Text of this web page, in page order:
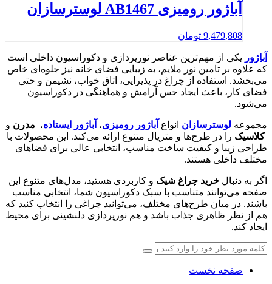
آباژور رومیزی AB1467 لوسترسازان
9,479,808 تومان
آباژور یکی از مهم‌ترین عناصر نورپردازی و دکوراسیون داخلی است
که علاوه بر تامین نور ملایم، به زیبایی فضای خانه نیز جلوه‌ای خاص
می‌بخشد. استفاده از چراغ در پذیرایی، اتاق خواب، نشیمن و حتی
فضای کار، باعث ایجاد حس آرامش و هماهنگی در دکوراسیون
می‌شود.
مجموعه لوسترسازان انواع آباژور رومیزی، آباژور ایستاده، مدرن و
کلاسیک را در طرح‌ها و متریال متنوع ارائه می‌کند. این محصولات با
طراحی زیبا و کیفیت ساخت مناسب، انتخابی عالی برای فضاهای
مختلف داخلی هستند.
اگر به دنبال خرید چراغ شیک و کاربردی هستید، مدل‌های متنوع این
صفحه می‌توانند متناسب با سبک دکوراسیون شما، انتخابی مناسب
باشند. در میان طرح‌های مختلف، می‌توانید چراغی را انتخاب کنید که
هم از نظر ظاهری جذاب باشد و هم نورپردازی دلنشینی برای محیط
ایجاد کند.
صفحه نخست